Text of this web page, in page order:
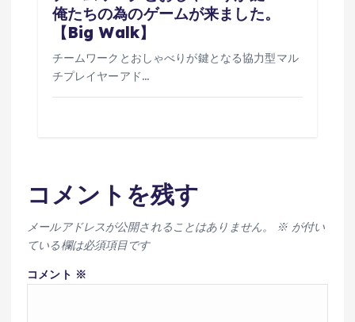
俺たちの為のゲームが来ました。
【Big Walk】
チームワークとおしゃべりが鍵となる協力型マル
チプレイヤーアド…
コメントを残す
メールアドレスが公開されることはありません。 ※が付い
ている欄は必須項目です
コメント ※